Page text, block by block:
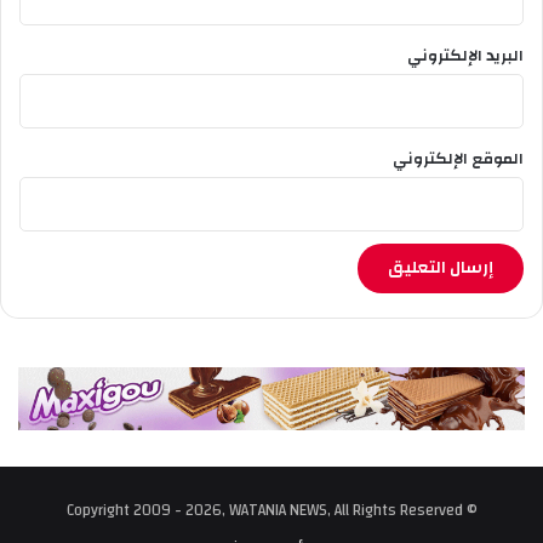
البريد الإلكتروني
الموقع الإلكتروني
© Copyright 2009 - 2026, WATANIA NEWS, All Rights Reserved